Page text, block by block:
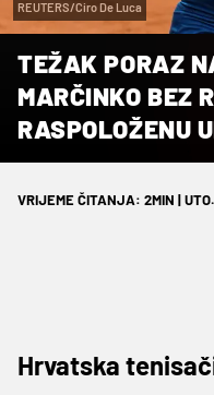
REUTERS/Ciro De Luca
TEŽAK PORAZ
MARČINKO BEZ
RASPOLOŽENU
VRIJEME ČITANJA: 2MIN |
Hrvatska